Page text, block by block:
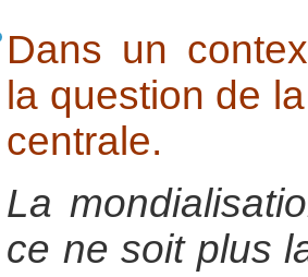
Dans un
la question de
centrale.
La
ce ne soit plus